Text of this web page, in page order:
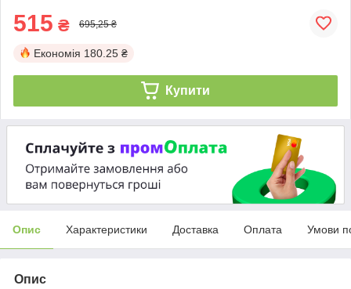
515 ₴ 695,25 ₴
Економія 180.25 ₴
Купити
Опис Характеристики Доставка Оплата Умови
Опис